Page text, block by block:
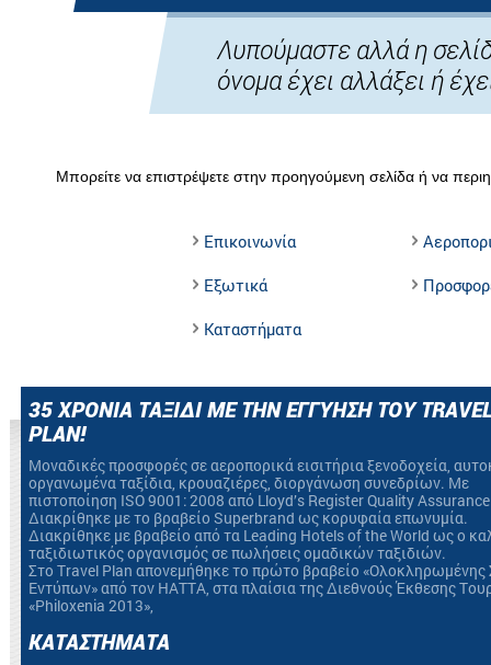
Λυπούμαστε αλλά η
όνομα έχει αλλάξει ή
Μπορείτε να επιστρέψετε στην προηγούμενη σελίδα ή να
Επικοινωνία
Εξωτικά
Καταστήματα
35 ΧΡΟΝΙΑ ΤΑΞΙΔΙ ΜΕ ΤΗΝ ΕΓΓΥΗΣΗ ΤΟΥ
PLAN!
Mοναδικές προσφορές σε αεροπορικά εισιτήρια ξενοδοχεία,
οργανωμένα ταξίδια, κρουαζιέρες, διοργάνωση συνεδρίων. Με
πιστοποίηση ΙSO 9001: 2008 από Lloyd’s Register Quality
Διακρίθηκε με το βραβείο Superbrand ως κορυφαία επωνυμία.
Διακρίθηκε με βραβείο από τα Leading Hotels of the World ως ο
ταξιδιωτικός οργανισμός σε πωλήσεις ομαδικών ταξιδιών.
Στο Travel Plan απονεμήθηκε το πρώτο βραβείο «Ολοκληρωμένης
Εντύπων» από τον HATTA, στα πλαίσια της Διεθνούς Έκθεσης
«Philoxenia 2013»,
ΚΑΤΑΣΤΗΜΑΤΑ